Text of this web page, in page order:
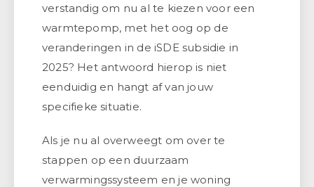
verstandig om nu al te kiezen voor een
warmtepomp, met het oog op de
veranderingen in de iSDE subsidie in
2025? Het antwoord hierop is niet
eenduidig en hangt af van jouw
specifieke situatie.
Als je nu al overweegt om over te
stappen op een duurzaam
verwarmingssysteem en je woning